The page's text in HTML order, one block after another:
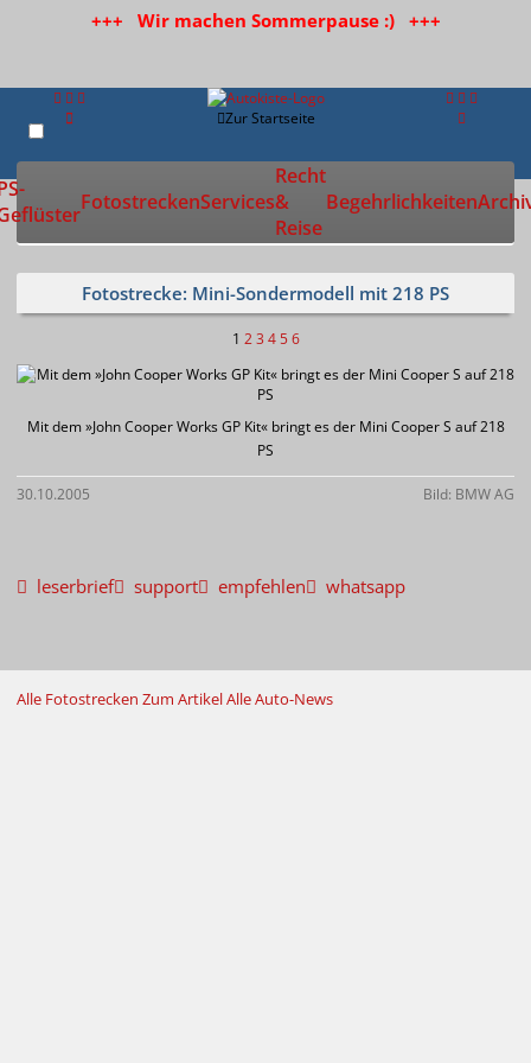
+++ Wir machen Sommerpause :) +++
Zur Startseite
FotostreckenServices
Recht
&
Reise
Begehrlichkeiten
Fotostrecke: Mini-Sondermodell mit 218 PS
1 2 3 4 5 6
Mit dem »John Cooper Works GP Kit« bringt es der Mini Cooper S auf 218
PS
30.10.2005 Bild: BMW AG
leserbrief support empfehlen whatsapp
Alle Fotostrecken Zum ArtikelAlle Auto-News